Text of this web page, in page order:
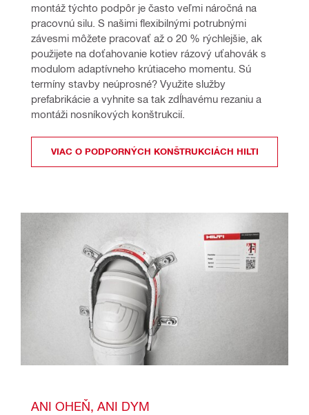
montáž týchto podpôr je často veľmi náročná na
pracovnú silu. S našimi flexibilnými potrubnými
závesmi môžete pracovať až o 20 % rýchlejšie, ak
použijete na doťahovanie kotiev rázový uťahovák s
modulom adaptívneho krútiaceho momentu. Sú
termíny stavby neúprosné? Využite služby
prefabrikácie a vyhnite sa tak zdĺhavému rezaniu a
montáži nosníkových konštrukcií.
VIAC O PODPORNÝCH KONŠTRUKCIÁCH HILTI
ANI OHEŇ, ANI DYM